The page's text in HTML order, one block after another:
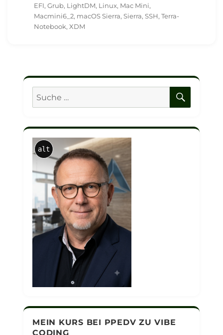
am
EFI,Grub, LightDM, Linux, Mac Mini,
Macmini6_2, macOS Sierra,Sierra,SSH,Terra-
Notebook,XDM
Suche
nach:
alt
MEIN KURS BEI PPEDV ZU VIBE
CODING